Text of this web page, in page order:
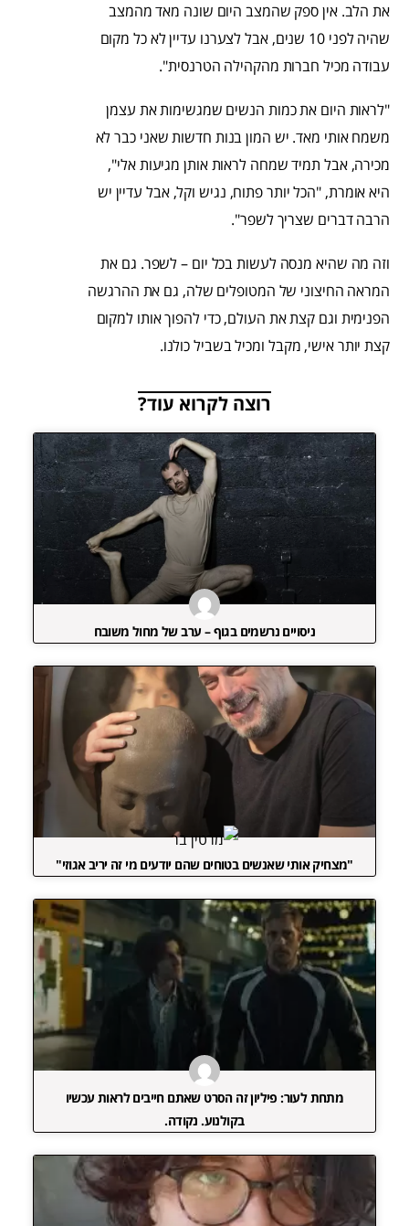
את הלב. אין ספק שהמצב היום שונה מאד מהמצב
שהיה לפני 10 שנים, אבל לצערנו עדיין לא כל מקום
עבודה מכיל חברות מהקהילה הטרנסית".
"לראות היום את כמות הנשים שמגשימות את עצמן
משמח אותי מאד. יש המון בנות חדשות שאני כבר לא
מכירה, אבל תמיד שמחה לראות אותן מגיעות אלי",
היא אומרת, "הכל יותר פתוח, נגיש וקל, אבל עדיין יש
הרבה דברים שצריך לשפר".
וזה מה שהיא מנסה לעשות בכל יום – לשפר. גם את
המראה החיצוני של המטופלים שלה, גם את ההרגשה
הפנימית וגם קצת את העולם, כדי להפוך אותו למקום
קצת יותר אישי, מקבל ומכיל בשביל כולנו.
רוצה לקרוא עוד?
ניסויים נרשמים בגוף – ערב של מחול משובח
"מצחיק אותי שאנשים בטוחים שהם יודעים מי זה יריב אגוזי"
מתחת לעור: פיליון זה הסרט שאתם חייבים לראות עכשיו
בקולנוע. נקודה.